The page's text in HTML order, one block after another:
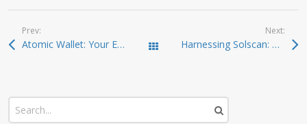
Prev:
Atomic Wallet: Your Essential Gateway to Crypto Success Todas las entradas
Next:
Harnessing Solscan: The Definitive Guide for Traders